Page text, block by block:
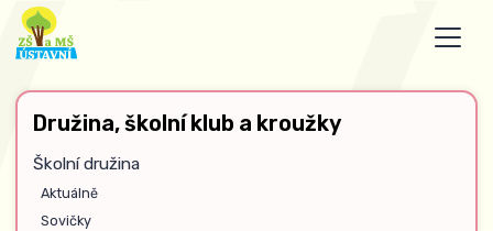
Družina, školní klub a kroužky
Školní družina
Aktuálně
Sovičky